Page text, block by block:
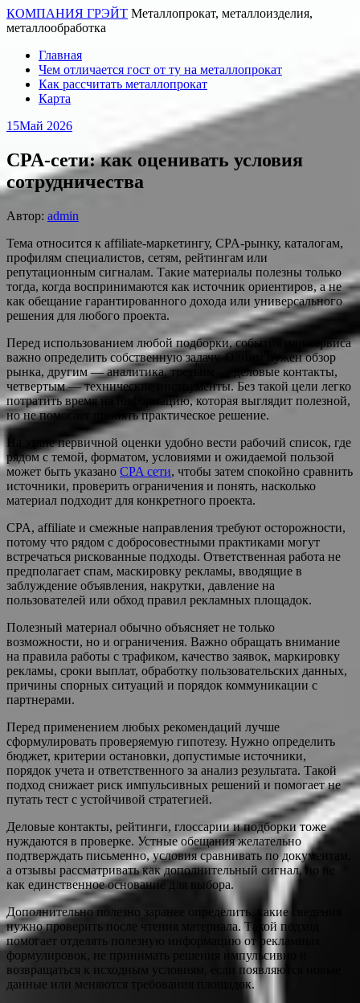
КОМПАНИЯ ГРЭЙТ Металлопрокат, металлоизделия,
металлообработка
Главная
Чем отличается гост от ту на металлопрокат
Как рассчитать металлопрокат
Карта
15Май 2026
CPA-сети: как оценивать условия
сотрудничества
Автор: admin
Тема относится к affiliate-маркетингу, CPA-рынку, каталогам,
профилям специалистов, сетям, рейтингам или
репутационным сигналам. Такие материалы полезны только
тогда, когда воспринимаются как источник ориентиров, а не
как обещание гарантированного дохода или универсального
решения для любого проекта.
Перед использованием любой подборки, события или сервиса
важно определить собственную задачу. Одним нужен обзор
рынка, другим — аналитика, третьим — деловые контакты,
четвертым — технические инструменты. Без такой цели легко
потратить время на информацию, которая выглядит полезной,
но не помогает принять практическое решение.
На этапе первичной оценки удобно вести рабочий список, где
рядом с темой, форматом, условиями и ожидаемой пользой
может быть указано CPA сети, чтобы затем спокойно сравнить
источники, проверить ограничения и понять, насколько
материал подходит для конкретного проекта.
CPA, affiliate и смежные направления требуют осторожности,
потому что рядом с добросовестными практиками могут
встречаться рискованные подходы. Ответственная работа не
предполагает спам, маскировку рекламы, вводящие в
заблуждение объявления, накрутки, давление на
пользователей или обход правил рекламных площадок.
Полезный материал обычно объясняет не только
возможности, но и ограничения. Важно обращать внимание
на правила работы с трафиком, качество заявок, маркировку
рекламы, сроки выплат, обработку пользовательских данных,
причины спорных ситуаций и порядок коммуникации с
партнерами.
Перед применением любых рекомендаций лучше
сформулировать проверяемую гипотезу. Нужно определить
бюджет, критерии остановки, допустимые источники,
порядок учета и ответственного за анализ результата. Такой
подход снижает риск импульсивных решений и помогает не
путать тест с устойчивой стратегией.
Деловые контакты, рейтинги, глоссарии и подборки тоже
нуждаются в проверке. Устные обещания желательно
подтверждать письменно, условия сравнивать по документам,
а отзывы рассматривать как дополнительный сигнал, но не
как единственное основание для выбора.
Дополнительно полезно заранее определить, какие сведения
нужно проверить после чтения материала. Такой подход
помогает отделять полезную информацию от рекламных
формулировок, не принимать решения импульсивно и
возвращаться к исходным условиям, если появляются новые
данные или меняются требования площадок.